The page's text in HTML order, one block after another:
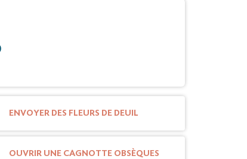
ENVOYER DES FLEURS DE DEUIL
OUVRIR UNE CAGNOTTE OBSÈQUES